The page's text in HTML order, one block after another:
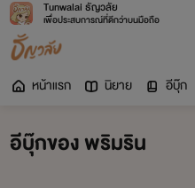
Tunwalai ธัญวลัย
เพื่อประสบการณ์ที่ดีกว่าบนมือถือ
หน้าแรก นิยาย อีบุ๊ก
อีบุ๊กของ พริมริน